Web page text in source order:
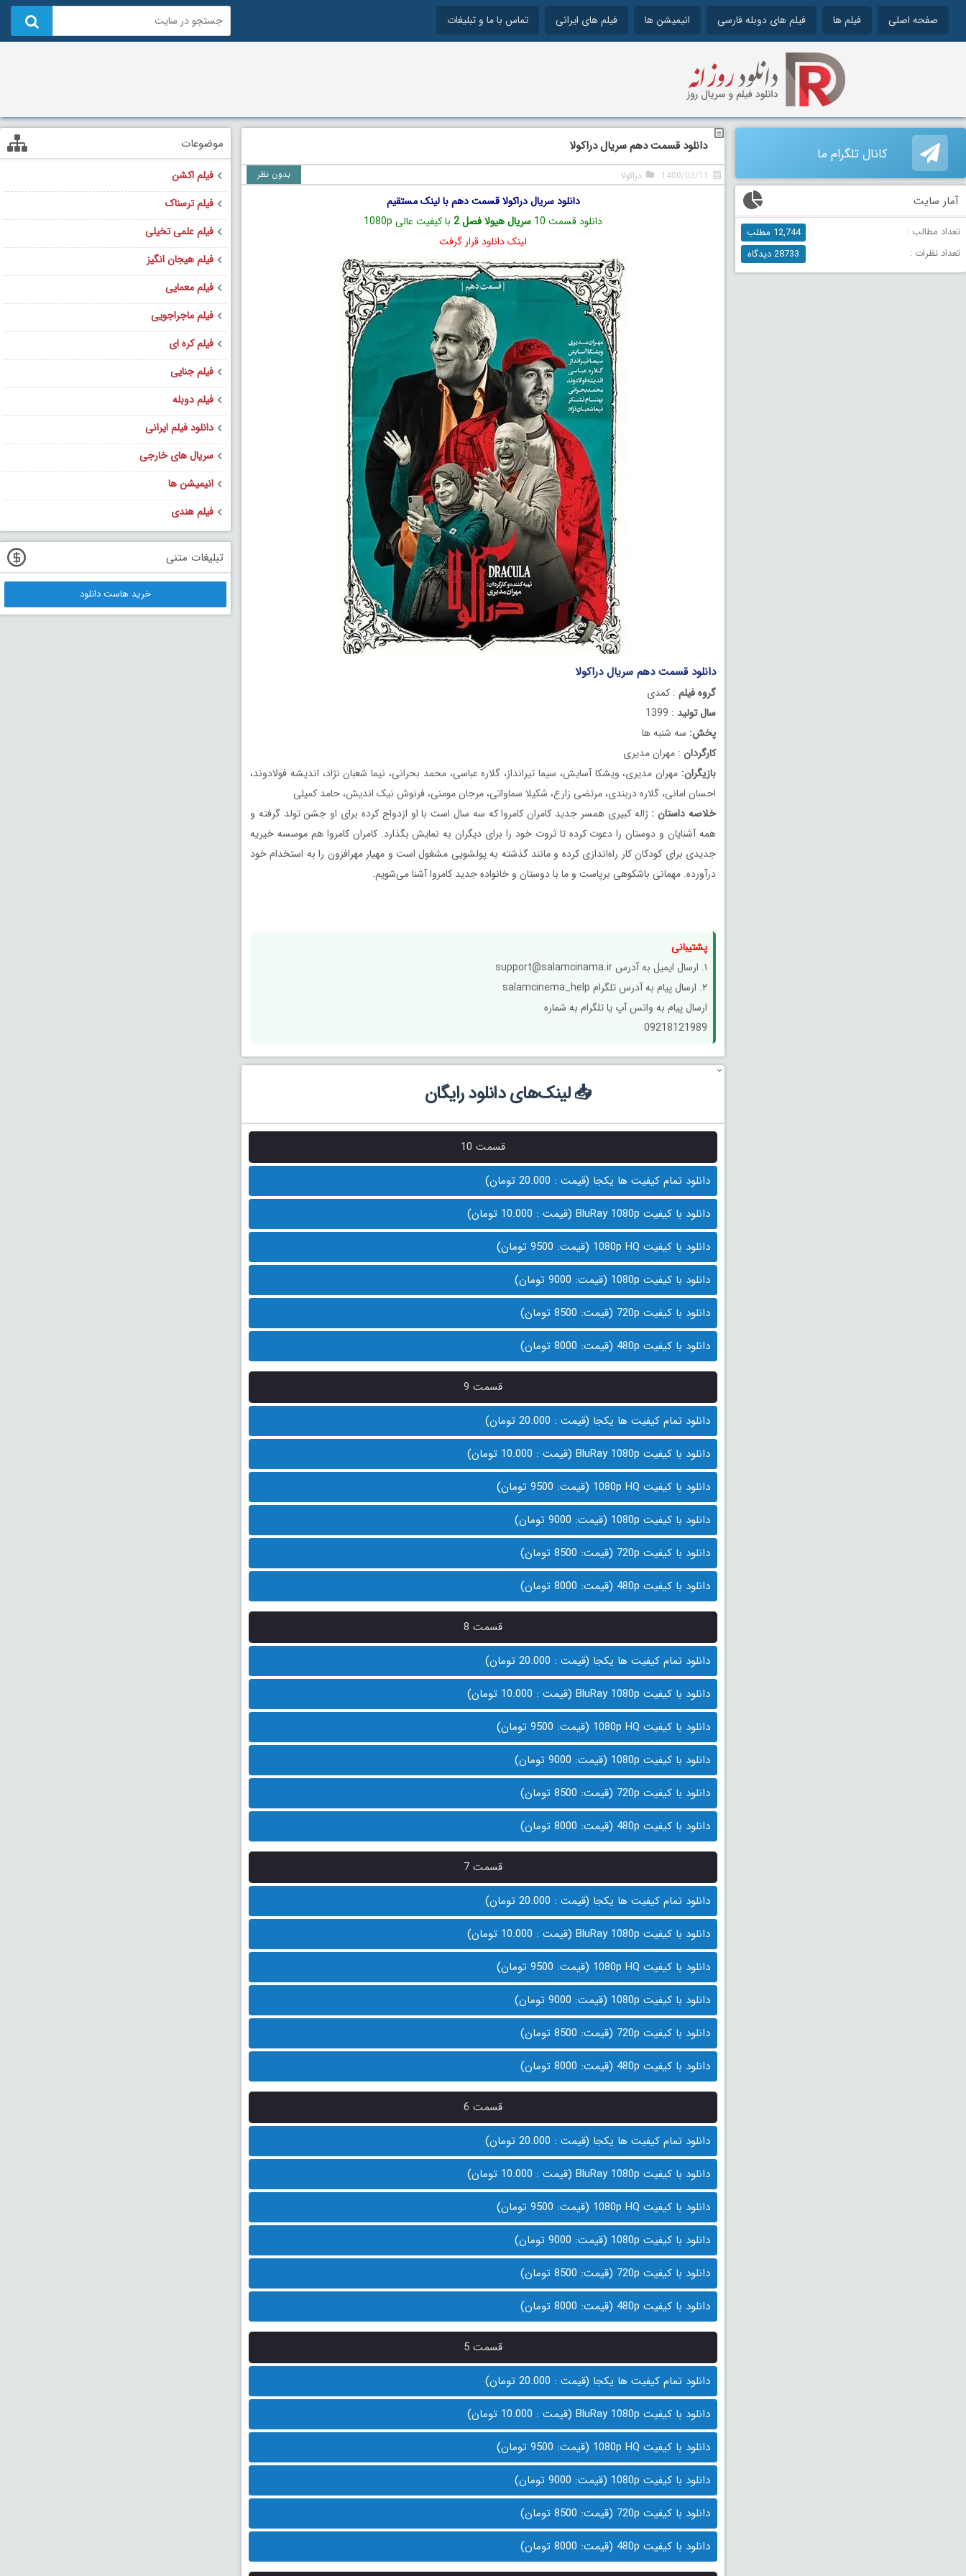
صفحه اصلی فیلم ها فیلم های دوبله فارسی انیمیشن ها فیلم های ایرانی تماس با ما و تبلیغات
دانلود قسمت دهم سریال دراکولا
1400/03/11 دراکولا بدون نظر
دانلود سریال دراکولا قسمت دهم با لینک مستقیم
دانلود قسمت 10
سریال هیولا فصل 2 با کیفیت عالی 1080p
لینک دانلود قرار گرفت
دانلود قسمت دهم سریال دراکولا
گروه فیلم : کمدی
سال تولید : 1399
پخش: سه شنبه ها
کارگردان : مهران مدیری
بازیگران: مهران مدیری، ویشکا آسایش، سیما تیرانداز، گلاره عباسی، محمد بحرانی، نیما شعبان نژاد، اندیشه فولادوند،
احسان امانی، گلاره دربندی، مرتضی زارع، شکیلا سماواتی، مرجان مومنی، فرنوش نیک اندیش، حامد کمیلی
خلاصه داستان : ژاله کبیری همسر جدید کامران کامروا که سه سال است با او ازدواج کرده برای او جشن تولد گرفته و
همه آشنایان و دوستان را دعوت کرده تا ثروت خود را برای دیگران به نمایش بگذارد. کامران کامروا هم موسسه خیریه
جدیدی برای کودکان کار راه‌اندازی کرده و مانند گذشته به پولشویی مشغول است و مهیار مهرافزون را به استخدام خود
درآورده. مهمانی باشکوهی برپاست و ما با دوستان و خانواده جدید کامروا آشنا می‌شویم.
پشتیبانی
۱. ارسال ایمیل به آدرس support@salamcinama.ir
۲. ارسال پیام به آدرس تلگرام salamcinema_help
ارسال پیام به واتس آپ یا تلگرام به شماره
09218121989
📥 لینک‌های دانلود رایگان
قسمت 10
دانلود تمام کیفیت ها یکجا (قیمت : 20.000 تومان)
دانلود با کیفیت BluRay 1080p (قیمت : 10.000 تومان)
دانلود با کیفیت 1080p HQ (قیمت: 9500 تومان)
دانلود با کیفیت 1080p (قیمت: 9000 تومان)
دانلود با کیفیت 720p (قیمت: 8500 تومان)
دانلود با کیفیت 480p (قیمت: 8000 تومان)
قسمت 9
دانلود تمام کیفیت ها یکجا (قیمت : 20.000 تومان)
دانلود با کیفیت BluRay 1080p (قیمت : 10.000 تومان)
دانلود با کیفیت 1080p HQ (قیمت: 9500 تومان)
دانلود با کیفیت 1080p (قیمت: 9000 تومان)
دانلود با کیفیت 720p (قیمت: 8500 تومان)
دانلود با کیفیت 480p (قیمت: 8000 تومان)
قسمت 8
دانلود تمام کیفیت ها یکجا (قیمت : 20.000 تومان)
دانلود با کیفیت BluRay 1080p (قیمت : 10.000 تومان)
دانلود با کیفیت 1080p HQ (قیمت: 9500 تومان)
دانلود با کیفیت 1080p (قیمت: 9000 تومان)
دانلود با کیفیت 720p (قیمت: 8500 تومان)
دانلود با کیفیت 480p (قیمت: 8000 تومان)
قسمت 7
دانلود تمام کیفیت ها یکجا (قیمت : 20.000 تومان)
دانلود با کیفیت BluRay 1080p (قیمت : 10.000 تومان)
دانلود با کیفیت 1080p HQ (قیمت: 9500 تومان)
دانلود با کیفیت 1080p (قیمت: 9000 تومان)
دانلود با کیفیت 720p (قیمت: 8500 تومان)
دانلود با کیفیت 480p (قیمت: 8000 تومان)
قسمت 6
دانلود تمام کیفیت ها یکجا (قیمت : 20.000 تومان)
دانلود با کیفیت BluRay 1080p (قیمت : 10.000 تومان)
دانلود با کیفیت 1080p HQ (قیمت: 9500 تومان)
دانلود با کیفیت 1080p (قیمت: 9000 تومان)
دانلود با کیفیت 720p (قیمت: 8500 تومان)
دانلود با کیفیت 480p (قیمت: 8000 تومان)
قسمت 5
دانلود تمام کیفیت ها یکجا (قیمت : 20.000 تومان)
دانلود با کیفیت BluRay 1080p (قیمت : 10.000 تومان)
دانلود با کیفیت 1080p HQ (قیمت: 9500 تومان)
دانلود با کیفیت 1080p (قیمت: 9000 تومان)
دانلود با کیفیت 720p (قیمت: 8500 تومان)
دانلود با کیفیت 480p (قیمت: 8000 تومان)
کانال تلگرام ما
آمار سایت
تعداد مطالب :
12,744 مطلب
تعداد نظرات :
28733 دیدگاه
موضوعات
فیلم اکشن
فیلم ترسناک
فیلم علمی تخیلی
فیلم هیجان انگیز
فیلم معمایی
فیلم ماجراجویی
فیلم کره ای
فیلم جنایی
فیلم دوبله
دانلود فیلم ایرانی
سریال های خارجی
انیمیشن ها
فیلم هندی
تبلیغات متنی
خرید هاست دانلود